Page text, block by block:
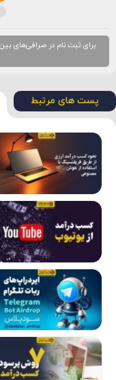
پست های مرتبط